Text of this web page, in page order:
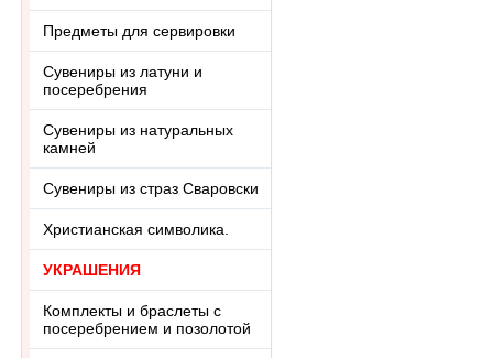
Предметы для сервировки
Сувениры из латуни и
посеребрения
Сувениры из натуральных
камней
Сувениры из страз Сваровски
Христианская символика.
УКРАШЕНИЯ
Комплекты и браслеты с
посеребрением и позолотой